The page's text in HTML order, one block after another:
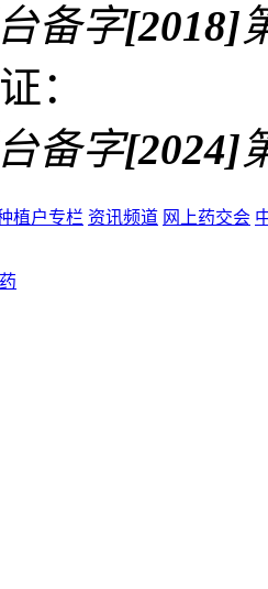
备字[2018]
：
备字[2024]
植户专栏 资讯频道 网上药交会